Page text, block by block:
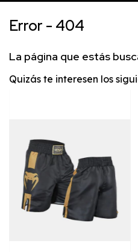
Error - 404
La página que estás
Quizás te interesen los